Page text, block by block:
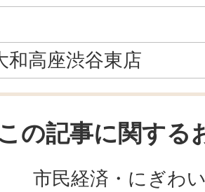
和高座渋谷東店
の記事に関する
市民経済・にぎわ